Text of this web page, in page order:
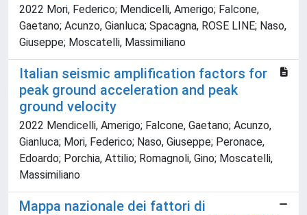
2022 Mori, Federico; Mendicelli, Amerigo; Falcone,
Gaetano; Acunzo, Gianluca; Spacagna, ROSE LINE; Naso,
Giuseppe; Moscatelli, Massimiliano
Italian seismic amplification factors for
peak ground acceleration and peak
ground velocity
2022 Mendicelli, Amerigo; Falcone, Gaetano; Acunzo,
Gianluca; Mori, Federico; Naso, Giuseppe; Peronace,
Edoardo; Porchia, Attilio; Romagnoli, Gino; Moscatelli,
Massimiliano
Mappa nazionale dei fattori di